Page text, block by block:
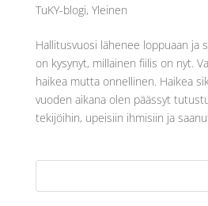
TuKY-blogi, Yleinen
Hallitusvuosi lähenee loppuaan ja
on kysynyt, millainen fiilis on nyt.
haikea mutta onnellinen. Haikea
vuoden aikana olen päässyt
tekijöihin, upeisiin ihmisiin ja